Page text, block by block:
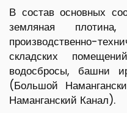
В состав основных
земляная
производственно-
складских
водосбросы, башни
(Большой
Наманганский Канал).